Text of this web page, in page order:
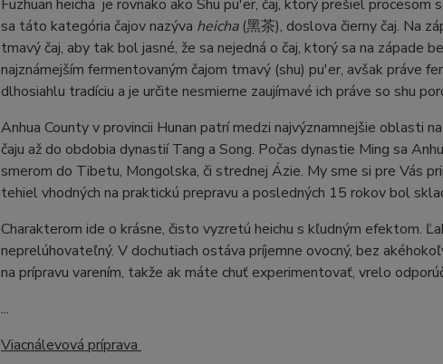
Fuzhuan heicha je rovnako ako Shu pu'er, čaj, ktorý prešiel procesom
sa táto kategória čajov nazýva heicha(黑茶), doslova čierny čaj. Na
tmavý čaj, aby tak bol jasné, že sa nejedná o čaj, ktorý sa na západe
najznámejším fermentovaným čajom tmavý (shu) pu'er, avšak práve
dlhosiahlu tradíciu a je určite nesmierne zaujímavé ich práve so shu
Anhua County v provincii Hunan patrí medzi najvýznamnejšie oblasti
čaju až do obdobia dynastií Tang a Song. Počas dynastie Ming sa
smerom do Tibetu, Mongolska, či strednej Ázie. My sme si pre Vás
tehiel vhodných na praktickú prepravu a posledných 15 rokov bol
Charakterom ide o krásne, čisto vyzretú heichu s kľudným efektom.
neprelúhovateľný. V dochutiach ostáva príjemne ovocný, bez
na prípravu varením, takže ak máte chuť experimentovať, vrelo
...
Viacnálevová príprava